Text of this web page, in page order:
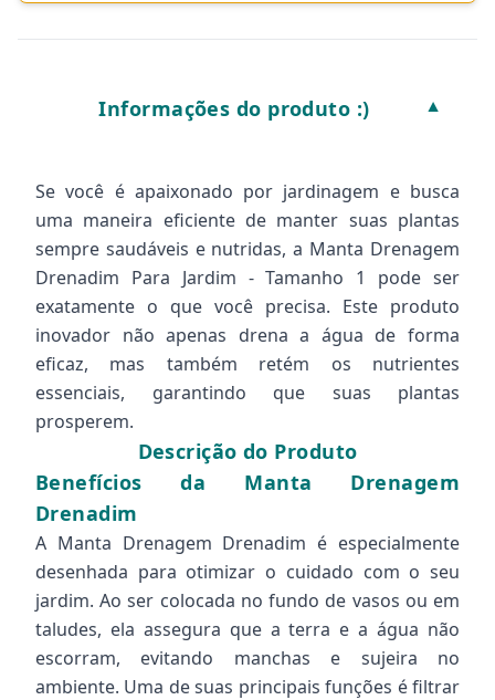
Informações do produto :) ▼
Se você é apaixonado por jardinagem e busca
uma maneira eficiente de manter suas plantas
sempre saudáveis e nutridas, a Manta Drenagem
Drenadim Para Jardim - Tamanho 1 pode ser
exatamente o que você precisa. Este produto
inovador não apenas drena a água de forma
eficaz, mas também retém os nutrientes
essenciais, garantindo que suas plantas
prosperem.
Descrição do Produto
Benefícios da Manta Drenagem
Drenadim
A Manta Drenagem Drenadim é especialmente
desenhada para otimizar o cuidado com o seu
jardim. Ao ser colocada no fundo de vasos ou em
taludes, ela assegura que a terra e a água não
escorram, evitando manchas e sujeira no
ambiente. Uma de suas principais funções é filtrar